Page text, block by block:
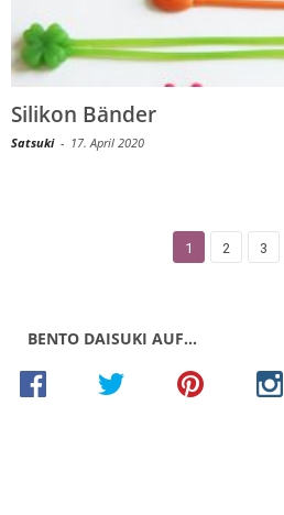
Silikon Bänder
Satsuki - 17. April 2020
1 2 3
BENTO DAISUKI AUF…